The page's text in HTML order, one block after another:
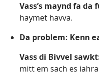
Vass’s maynd fa da
haymet havva.
Da problem: Kenn
Vass di Bivvel
mitt em sach es